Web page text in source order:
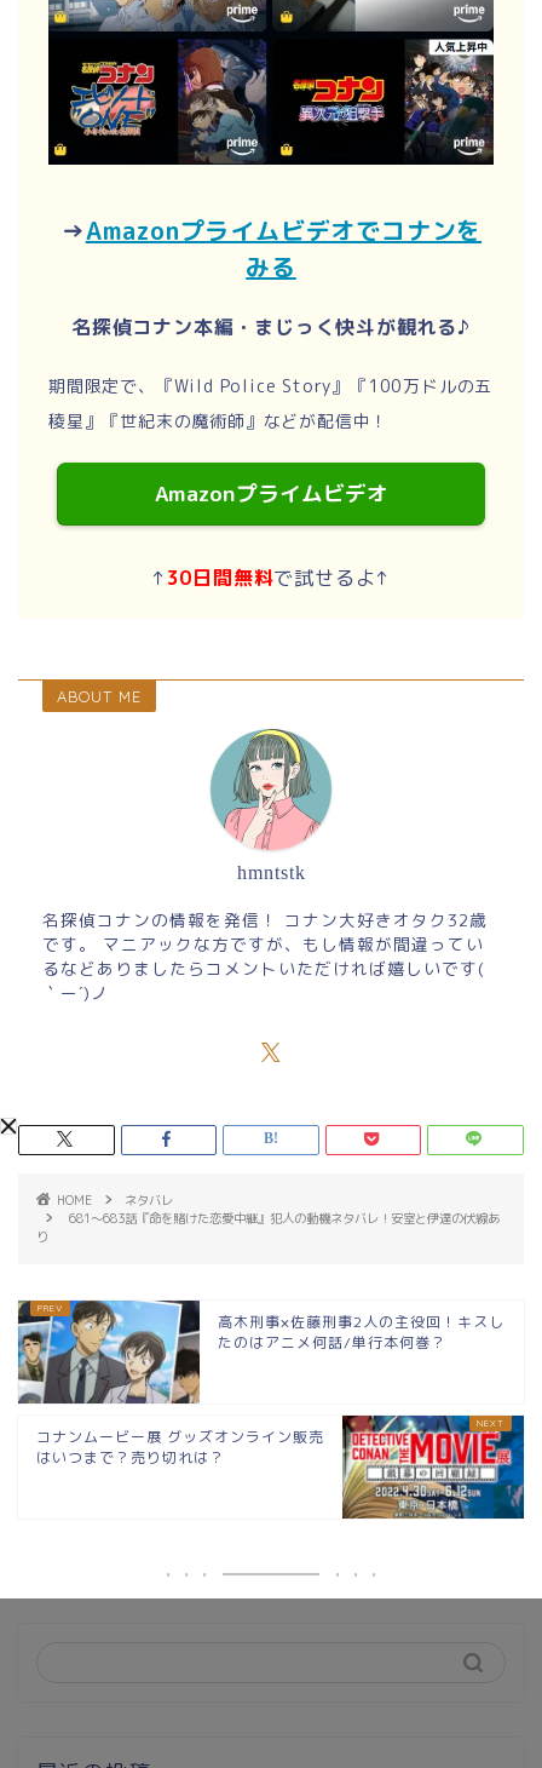
→Amazonプライムビデオでコナンを
みる
名探偵コナン本編・まじっく快斗が観れる♪
期間限定で、『Wild Police Story』『100万ドルの五
稜星』『世紀末の魔術師』などが配信中！
Amazonプライムビデオ
↑ 30日間無料で試せるよ↑
ABOUT ME
hmntstk
名探偵コナンの情報を発信！ コナン大好きオタク32歳
です。 マニアックな方ですが、もし情報が間違ってい
るなどありましたらコメントいただければ嬉しいです(
｀ー´)ノ
HOME
ネタバレ
681～683話『命を賭けた恋愛中継』犯人の動機ネタバレ！安室と伊達の伏線あ
り
高木刑事×佐藤刑事2人の主役回！キスし
たのはアニメ何話/単行本何巻？
コナンムービー展 グッズオンライン販売
はいつまで？売り切れは？